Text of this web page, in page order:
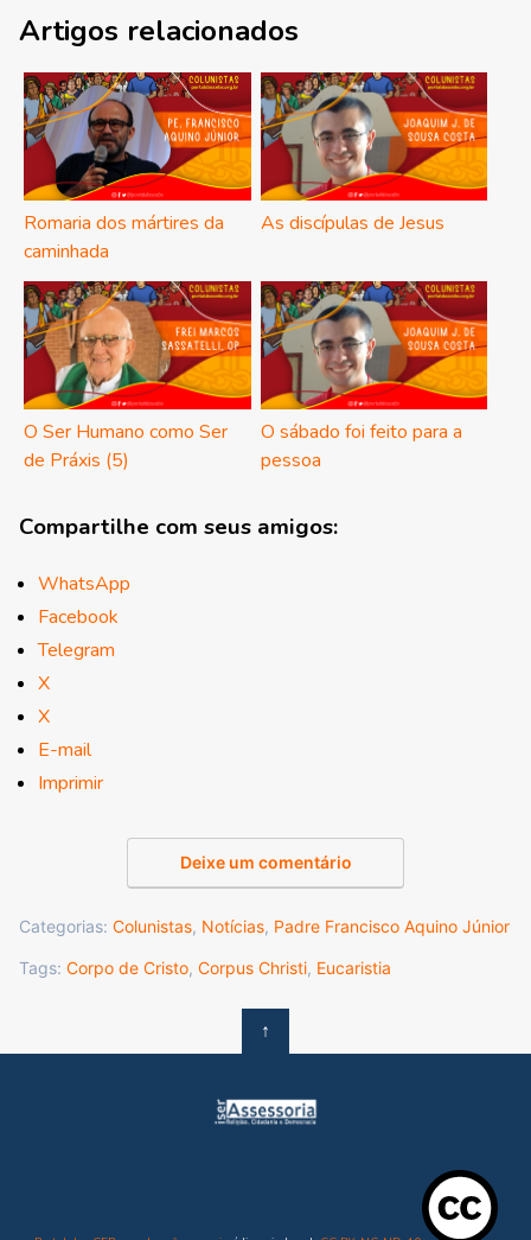
Artigos relacionados
Romaria dos mártires da
caminhada
As discípulas de Jesus
O Ser Humano como Ser
de Práxis (5)
O sábado foi feito para a
pessoa
Compartilhe com seus amigos:
WhatsApp
Facebook
Telegram
X
X
E-mail
Imprimir
Deixe um comentário
Categorias: Colunistas, Notícias, Padre Francisco Aquino Júnior
Tags: Corpo de Cristo, Corpus Christi, Eucaristia
↑